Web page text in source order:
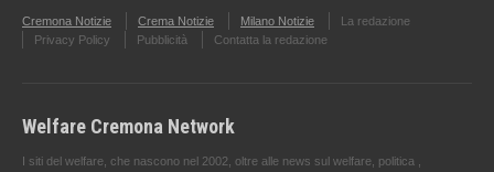
Cremona Notizie Crema Notizie Milano Notizie
La redazione
Privacy Policy
Pubblicità Contatta la redazione
Welfare Cremona Network
I siti del welfare, che nascono nel 2002, oltre alle news sul welfare, politica ,